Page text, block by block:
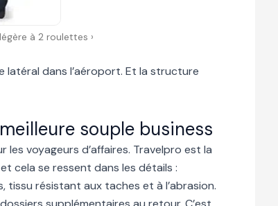
à 2 roulettes ›
latéral dans l’aéroport. Et la structure
souple business
les voyageurs d’affaires. Travelpro est la
cela se ressent dans les détails :
résistant aux taches et à l’abrasion.